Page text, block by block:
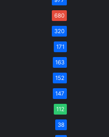
680
320
171
163
152
147
112
38